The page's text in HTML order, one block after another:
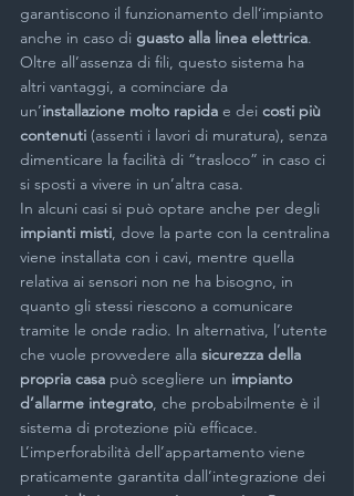
garantiscono il funzionamento dell’impianto
anche in caso di guasto alla linea elettrica.
Oltre all’assenza di fili, questo sistema ha
altri vantaggi, a cominciare da
un’installazione molto rapida e dei costi più
contenuti (assenti i lavori di muratura), senza
dimenticare la facilità di “trasloco” in caso ci
si sposti a vivere in un’altra casa.
In alcuni casi si può optare anche per degli
impianti misti, dove la parte con la centralina
viene installata con i cavi, mentre quella
relativa ai sensori non ne ha bisogno, in
quanto gli stessi riescono a comunicare
tramite le onde radio. In alternativa, l’utente
che vuole provvedere alla sicurezza della
propria casa può scegliere un impianto
d’allarme integrato, che probabilmente è il
sistema di protezione più efficace.
L’imperforabilità dell’appartamento viene
praticamente garantita dall’integrazione dei